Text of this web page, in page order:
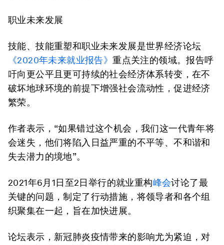
职业未来发展
技能、技能重塑和职业未来发展是世界经济论坛
《2020年未来就业报告》重点关注的领域。报告呼
吁向更公平且更可持续的社会经济体系转变，在不
破坏地球环境的前提下增强社会流动性，促进经济
繁荣。
作者表示，“如果错过这个机会，我们这一代青年将
会迷失，他们将陷入日益严重的不平等、不和谐和
失去潜力的境地”。
2021年6月1日至2日举行的就业重构峰会讨论了最
关键的问题，制定了行动措施，将领导者和各个组
织聚集在一起，旨在加快进展。
论坛表示，新冠肺炎疫情带来的影响尤为紧迫，对